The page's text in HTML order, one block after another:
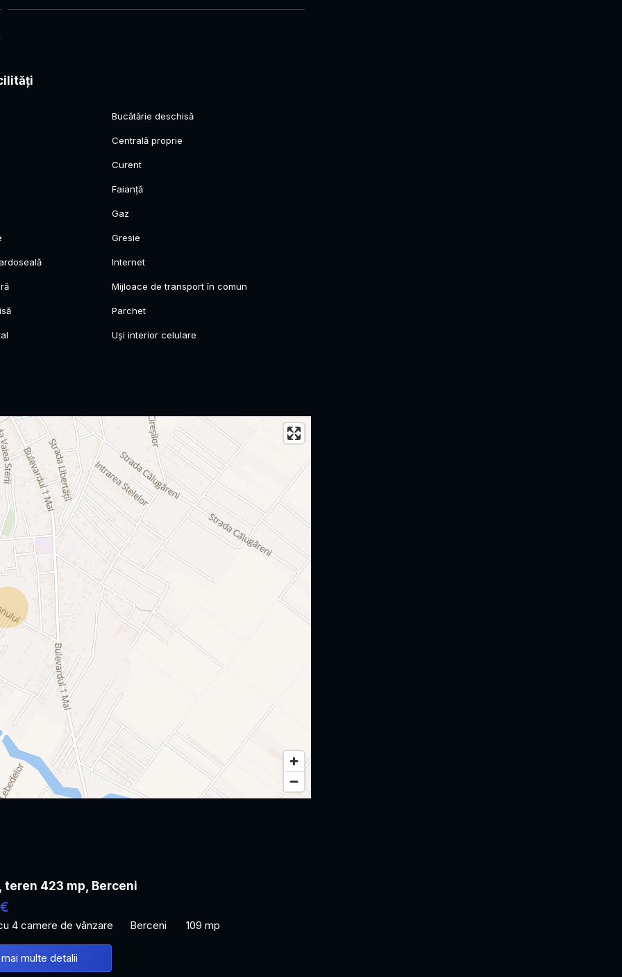
Bucătărie deschisă
Centrală proprie
Curent
Faianță
Gaz
Gresie
Internet
Mijloace de transport în comun
Parchet
Uși interior celulare
teren 423 mp, Berceni
4 camere de vânzare Berceni 109 mp
multe detalii